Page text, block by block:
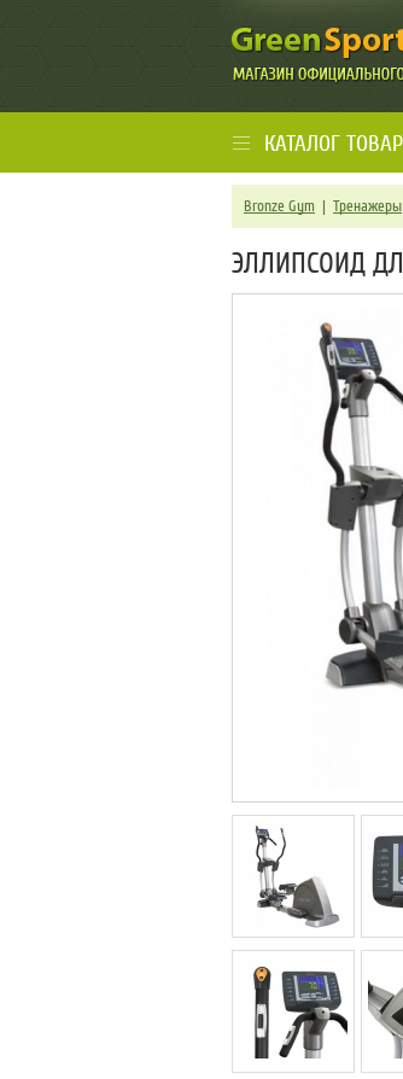
КАТАЛОГ
Bronze Gym | Тренажеры
ЭЛЛИПСОИД